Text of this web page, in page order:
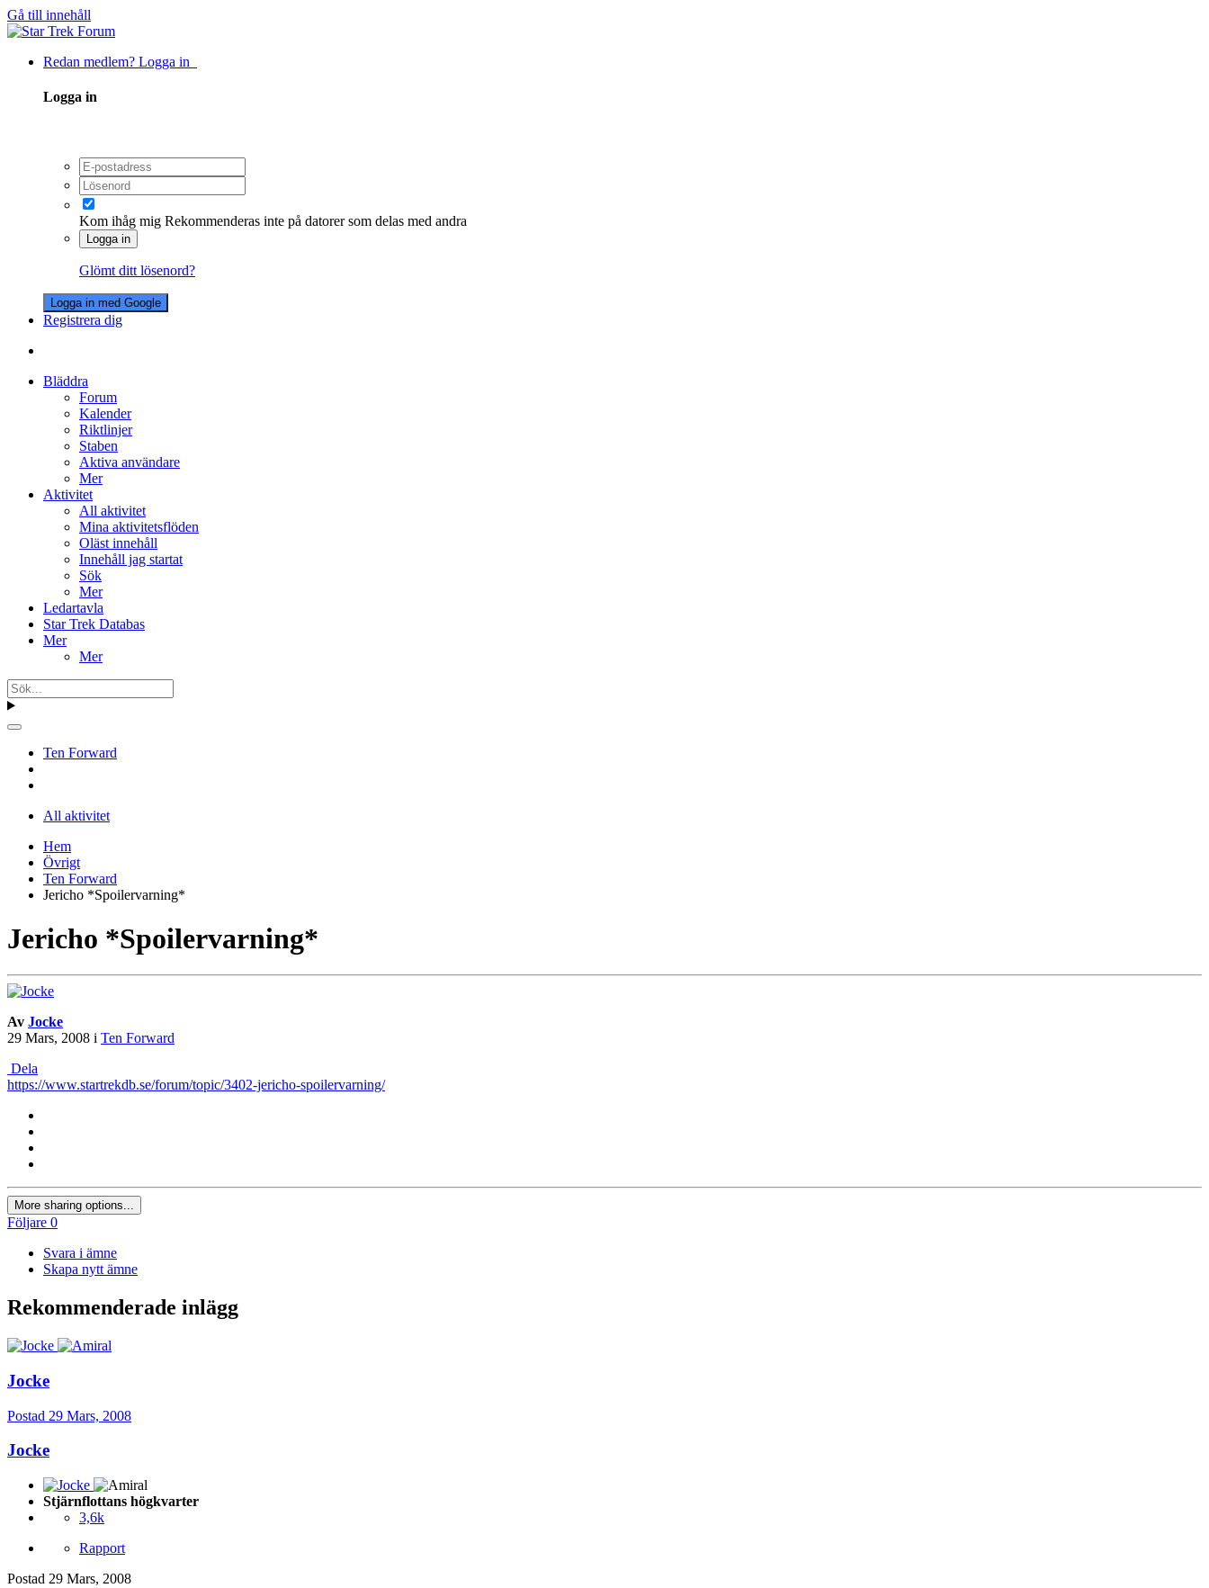
Gå till innehåll
Redan medlem? Logga in
Logga in
Kom ihåg mig Rekommenderas inte på datorer som delas med andra
Logga in
Glömt ditt lösenord?
Logga in med Google
Registrera dig
Bläddra
Forum
Kalender
Riktlinjer
Staben
Aktiva användare
Mer
Aktivitet
All aktivitet
Mina aktivitetsflöden
Oläst innehåll
Innehåll jag startat
Sök
Mer
Ledartavla
Star Trek Databas
Mer
Mer
Ten Forward
All aktivitet
Hem
Övrigt
Ten Forward
Jericho *Spoilervarning*
Jericho *Spoilervarning*
Av Jocke
29 Mars, 2008 i Ten Forward
Dela
https://www.startrekdb.se/forum/topic/3402-jericho-spoilervarning/
More sharing options...
Följare 0
Svara i ämne
Skapa nytt ämne
Rekommenderade inlägg
Jocke
Postad 29 Mars, 2008
Jocke
Stjärnflottans högkvarter
3,6k
Rapport
Postad 29 Mars, 2008